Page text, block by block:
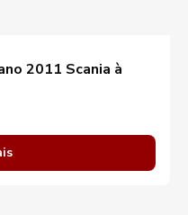
2011 Scania à